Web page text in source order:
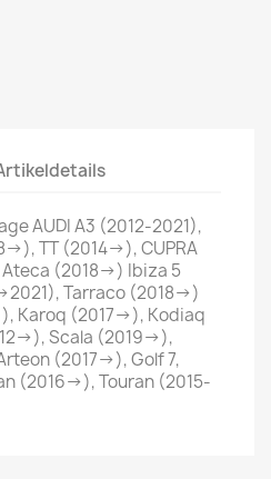
AUDI A3 (2012-2021),
>), TT (2014->), CUPRA
(2018->) Ibiza 5
Tarraco (2018->)
Karoq (2017->), Kodiaq
>), Scala (2019->),
(2017->), Golf 7,
(2016->), Touran (2015-